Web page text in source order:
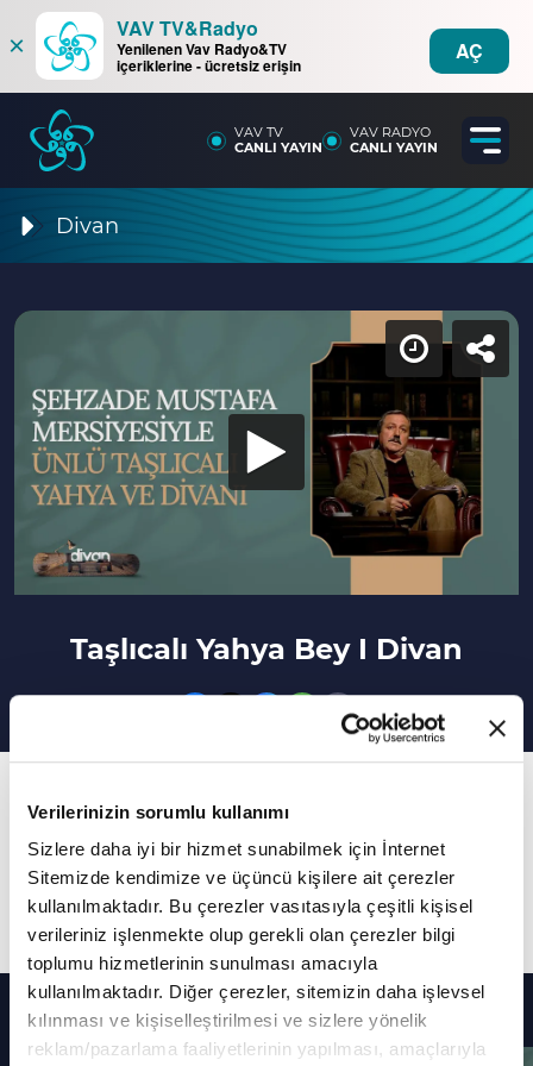
Verilerinizin sorumlu kullanımı
Sizlere daha iyi bir hizmet sunabilmek için İnternet
Sitemizde kendimize ve üçüncü kişilere ait çerezler
kullanılmaktadır. Bu çerezler vasıtasıyla çeşitli kişisel
verileriniz işlenmekte olup gerekli olan çerezler bilgi
toplumu hizmetlerinin sunulması amacıyla
kullanılmaktadır. Diğer çerezler, sitemizin daha işlevsel
kılınması ve kişiselleştirilmesi ve sizlere yönelik
reklam/pazarlama faaliyetlerinin yapılması, amaçlarıyla
×
VAV TV&Radyo
Yenilenen Vav Radyo&TV
içeriklerine - ücretsiz erişin
AÇ
VAV TV
CANLI YAYIN
VAV RADYO
CANLI YAYIN
Divan
Taşlıcalı Yahya Bey I Divan
Dr. Bayram Ali Kaya, Taşlıcalı Yahya Bey'in
şiirlerini ele aldı.
Diğer Bölümler